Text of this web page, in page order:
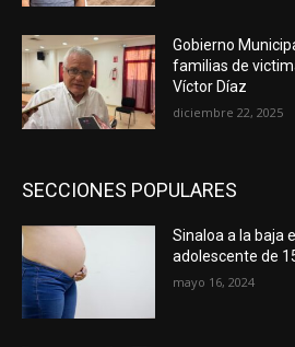
Gobierno
familias de
Víctor Díaz
diciembre 22, 2025
SECCIONES POPULARES
Sinaloa a la baja
adolescente de
mayo 16, 2024